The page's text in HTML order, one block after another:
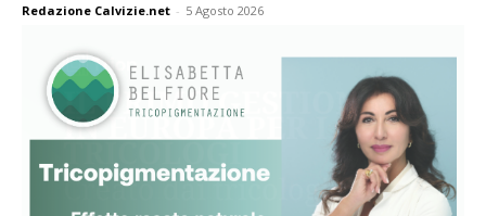
Redazione Calvizie.net - 5 Agosto 2026